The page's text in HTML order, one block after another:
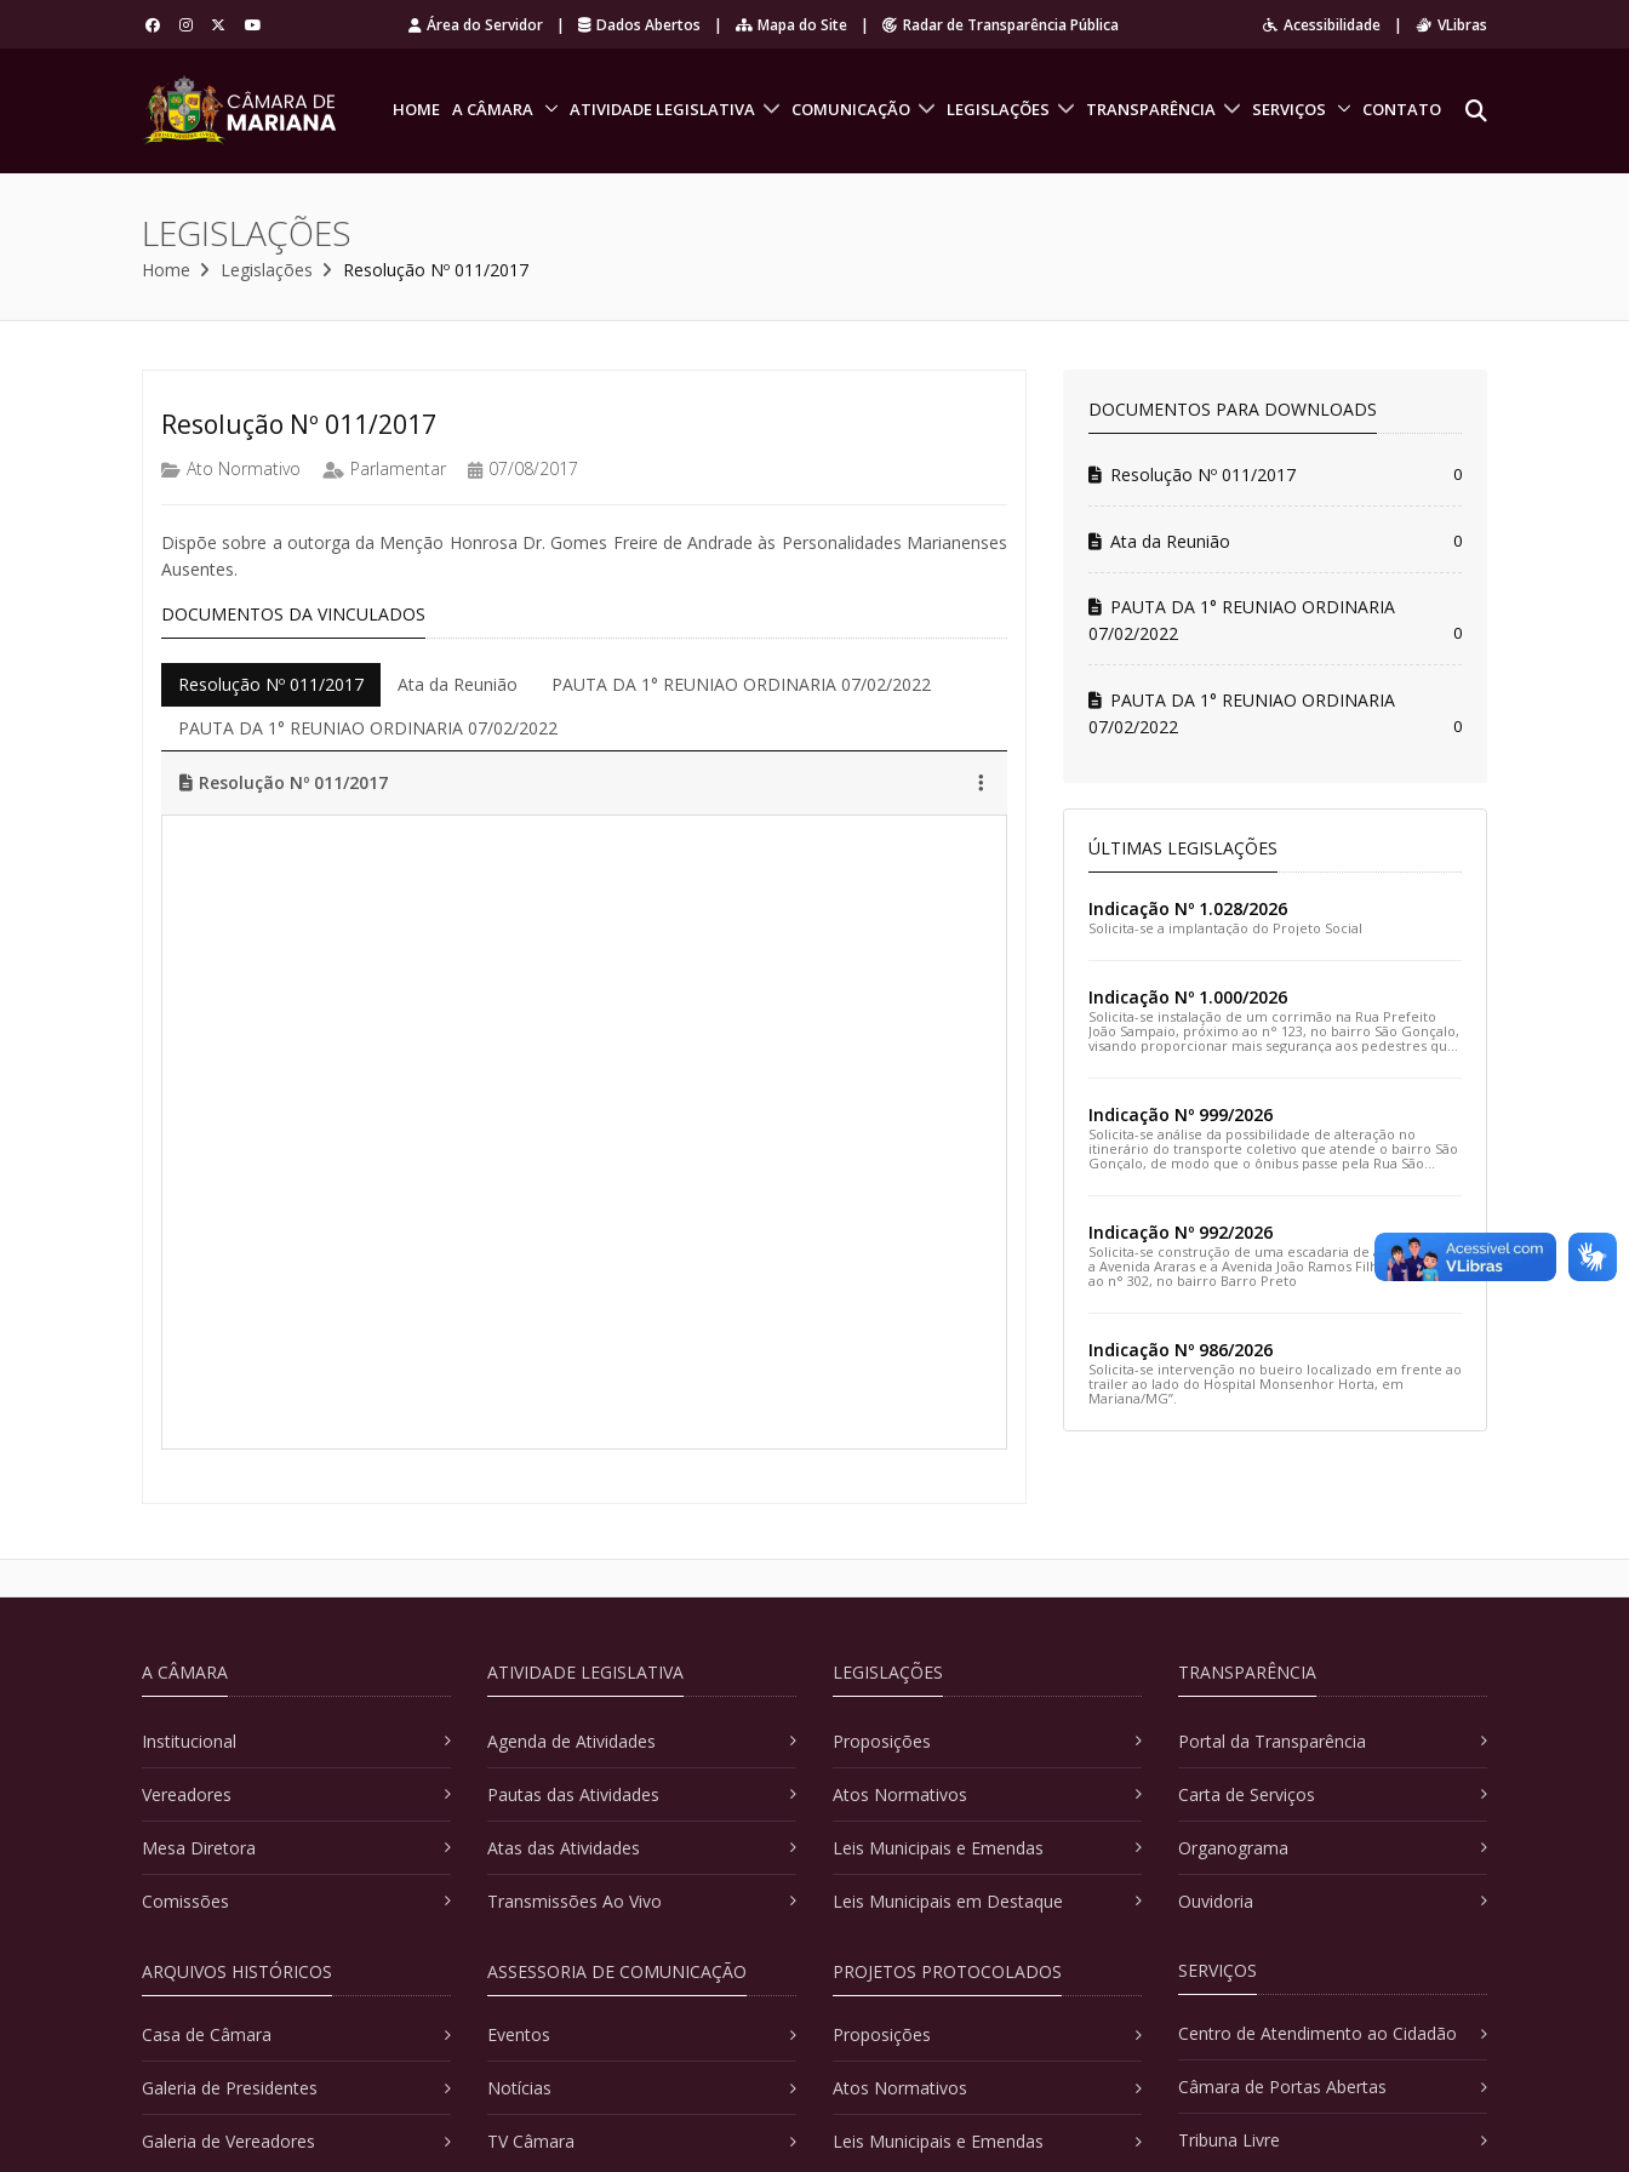
Área do Servidor | Dados Abertos | Mapa do Site | Radar de Transparência Pública Acessibilidade | VLibras
HOME A CÂMARA ATIVIDADE LEGISLATIVA COMUNICAÇÃO LEGISLAÇÕES TRANSPARÊNCIA SERVIÇOS CONTATO
LEGISLAÇÕES
Home Legislações Resolução Nº 011/2017
Resolução Nº 011/2017
Ato Normativo Parlamentar 07/08/2017
Dispõe sobre a outorga da Menção Honrosa Dr. Gomes Freire de Andrade às Personalidades Marianenses
Ausentes.
DOCUMENTOS DA VINCULADOS
Resolução Nº 011/2017 Ata da Reunião
PAUTA DA 1° REUNIAO ORDINARIA 07/02/2022
PAUTA DA 1° REUNIAO ORDINARIA 07/02/2022
Resolução Nº 011/2017
DOCUMENTOS PARA DOWNLOADS
Resolução Nº 011/2017 0
Ata da Reunião 0
PAUTA DA 1° REUNIAO ORDINARIA
07/02/2022
0
PAUTA DA 1° REUNIAO ORDINARIA
07/02/2022
0
ÚLTIMAS LEGISLAÇÕES
Indicação Nº 1.028/2026
Solicita-se a implantação do Projeto Social
Indicação Nº 1.000/2026
Solicita-se instalação de um corrimão na Rua Prefeito
João Sampaio, próximo ao n° 123, no bairro São Gonçalo,
visando proporcionar mais segurança aos pedestres que
transitam pelo local
Indicação Nº 999/2026
Solicita-se análise da possibilidade de alteração no
itinerário do transporte coletivo que atende o bairro São
Gonçalo, de modo que o ônibus passe pela Rua São
Gonçalo, desça pela Travessa São Gonçalo e siga pela
Indicação Nº 992/2026
Solicita-se construção de uma escadaria de acesso entre
a Avenida Araras e a Avenida João Ramos Filho, em frente
ao n° 302, no bairro Barro Preto
Indicação Nº 986/2026
Solicita-se intervenção no bueiro localizado em frente ao
trailer ao lado do Hospital Monsenhor Horta, em
Mariana/MG”.
A CÂMARA
Institucional
Vereadores
Mesa Diretora
Comissões
ARQUIVOS HISTÓRICOS
Casa de Câmara
Galeria de Presidentes
Galeria de Vereadores
ATIVIDADE LEGISLATIVA
Agenda de Atividades
Pautas das Atividades
Atas das Atividades
Transmissões Ao Vivo
ASSESSORIA DE COMUNICAÇÃO
Eventos
Notícias
TV Câmara
LEGISLAÇÕES
Proposições
Atos Normativos
Leis Municipais e Emendas
Leis Municipais em Destaque
PROJETOS PROTOCOLADOS
Proposições
Atos Normativos
Leis Municipais e Emendas
TRANSPARÊNCIA
Portal da Transparência
Carta de Serviços
Organograma
Ouvidoria
SERVIÇOS
Centro de Atendimento ao Cidadão
Câmara de Portas Abertas
Tribuna Livre